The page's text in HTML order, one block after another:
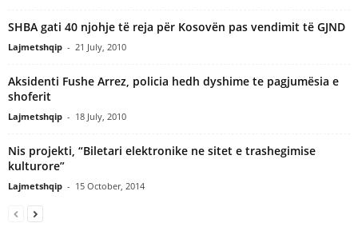
SHBA gati 40 njohje të reja për Kosovën pas vendimit të GJND
Lajmetshqip - 21 July, 2010
Aksidenti Fushe Arrez, policia hedh dyshime te pagjumësia e
shoferit
Lajmetshqip - 18 July, 2010
Nis projekti, “Biletari elektronike ne sitet e trashegimise
kulturore”
Lajmetshqip - 15 October, 2014